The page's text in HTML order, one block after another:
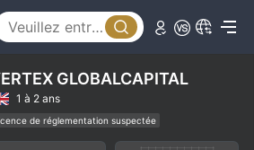
pour l'instant.GLOBALCAPITAL
1 à 2 ans
de réglementation suspectée
d'affaires suspectée
Risque élevé potentiel